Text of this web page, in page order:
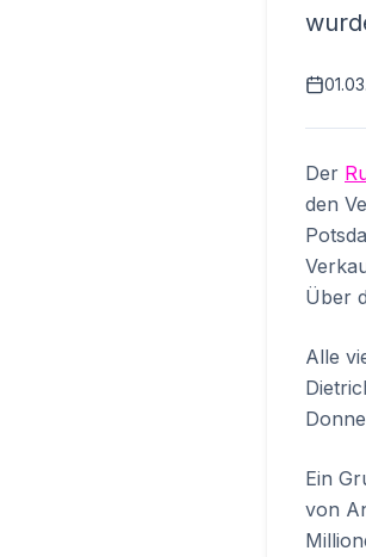
Der
den
Über
Alle
Ein
von